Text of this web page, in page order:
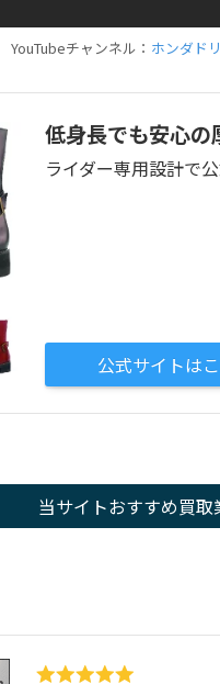
YouTubeチャンネル： ホンダド
低身長でも安心の
ライダー専用設計で
公式サイトは
当サイトおすすめ買取